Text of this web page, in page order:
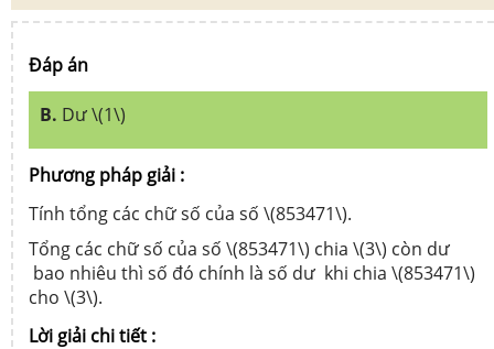
Đáp án
B. Dư \(1\)
Phương pháp giải :
Tính tổng các chữ số của số \(853471\).
Tổng các chữ số của số \(853471\) chia \(3\) còn dư
bao nhiêu thì số đó chính là số dư khi chia \(853471\)
cho \(3\).
Lời giải chi tiết :